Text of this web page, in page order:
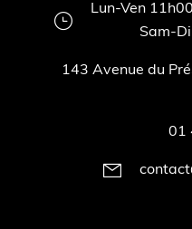
Lun-Ven
Sam-
143 Avenue du
01